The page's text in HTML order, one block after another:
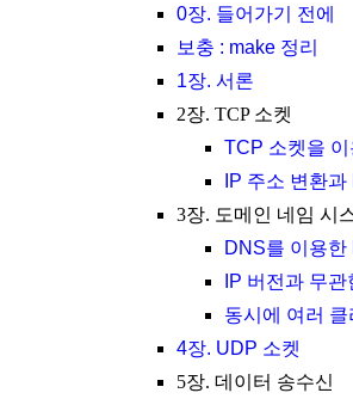
0장. 들어가기 전에
보충 : make 정리
1장. 서론
2장. TCP 소켓
TCP 소켓을 이
IP 주소 변환과
3장. 도메인 네임 시
DNS를 이용한
IP 버전과 무
동시에 여러
4장. UDP 소켓
5장. 데이터 송수신